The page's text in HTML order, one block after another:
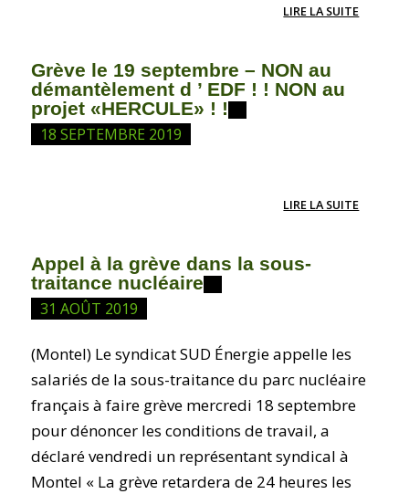
LIRE LA SUITE
Grève le 19 septembre – NON au
démantèlement d ’ EDF ! ! NON au
projet «HERCULE» ! !
18 SEPTEMBRE 2019
LIRE LA SUITE
Appel à la grève dans la sous-
traitance nucléaire
31 AOÛT 2019
(Montel) Le syndicat SUD Énergie appelle les
salariés de la sous-traitance du parc nucléaire
français à faire grève mercredi 18 septembre
pour dénoncer les conditions de travail, a
déclaré vendredi un représentant syndical à
Montel « La grève retardera de 24 heures les